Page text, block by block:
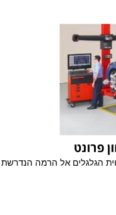
פרונט
הגלגלים אל הרמה הנדרשת